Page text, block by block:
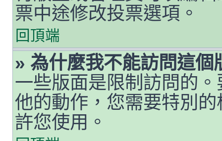
票中途修改投票選項。
回頂端
» 為什麼我不能訪問這個
一些版面是限制訪問的
他的動作，您需要特別
許您使用。